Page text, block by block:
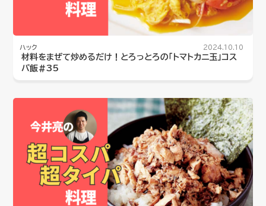
ハック 2024.10.10
材料をまぜて炒めるだけ！とろっとろの「トマトカニ玉」コス
パ飯#35